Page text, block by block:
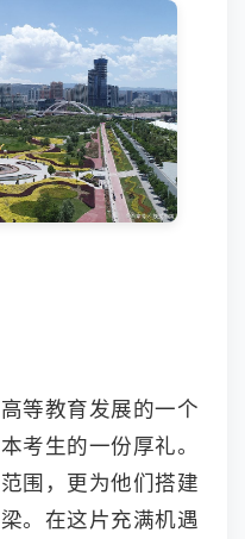
等教育发展的一个
考生的一份厚礼。
围，更为他们搭建
。在这片充满机遇